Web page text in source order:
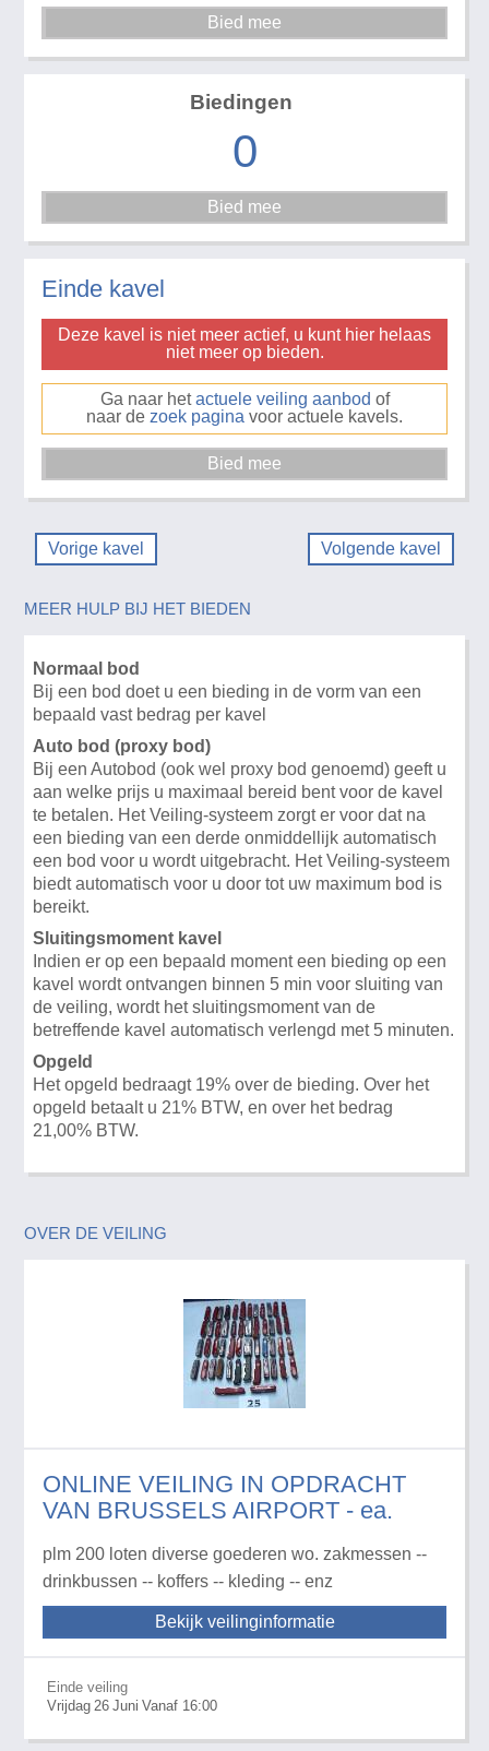
Biedingen
0
Einde kavel
Deze kavel is niet meer actief, u kunt hier helaas
niet meer op bieden.
Ga naar hetactuele veiling aanbod of
naar de zoek pagina voor actuele kavels.
Vorige kavel Volgende kavel
MEER HULP BIJ HET BIEDEN
Normaal bod
Bij een bod doet u een bieding in de vorm van een
bepaald vast bedrag per kavel
Auto bod (proxy bod)
Bij een Autobod (ook wel proxy bod genoemd) geeft u
aan welke prijs u maximaal bereid bent voor de kavel
te betalen. Het Veiling-systeem zorgt er voor dat na
een bieding van een derde onmiddellijk automatisch
een bod voor u wordt uitgebracht. Het Veiling-systeem
biedt automatisch voor u door tot uw maximum bod is
bereikt.
Sluitingsmoment kavel
Indien er op een bepaald moment een bieding op een
kavel wordt ontvangen binnen 5 min voor sluiting van
de veiling, wordt het sluitingsmoment van de
betreffende kavel automatisch verlengd met 5 minuten.
Opgeld
Het opgeld bedraagt 19% over de bieding. Over het
opgeld betaalt u 21% BTW, en over het bedrag
21,00% BTW.
OVER DE VEILING
ONLINE VEILING IN OPDRACHT
VAN BRUSSELS AIRPORT - ea.
plm 200 loten diverse goederen wo. zakmessen --
drinkbussen -- koffers -- kleding -- enz
Bekijk veilinginformatie
Einde veiling
Vrijdag 26 Juni Vanaf 16:00